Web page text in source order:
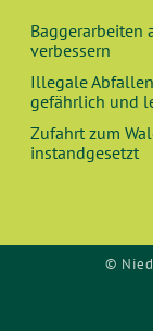
Baggerarbeiten
verbessern
Illegale
gefährlich und
Zufahrt zum
instandgesetzt
©